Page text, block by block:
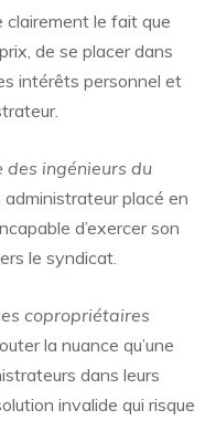
clairement le fait que
de se placer dans
intérêts personnel et
des ingénieurs du
placé en
d’exercer son
le syndicat.
copropriétaires
la nuance qu’une
dans leurs
invalide qui risque